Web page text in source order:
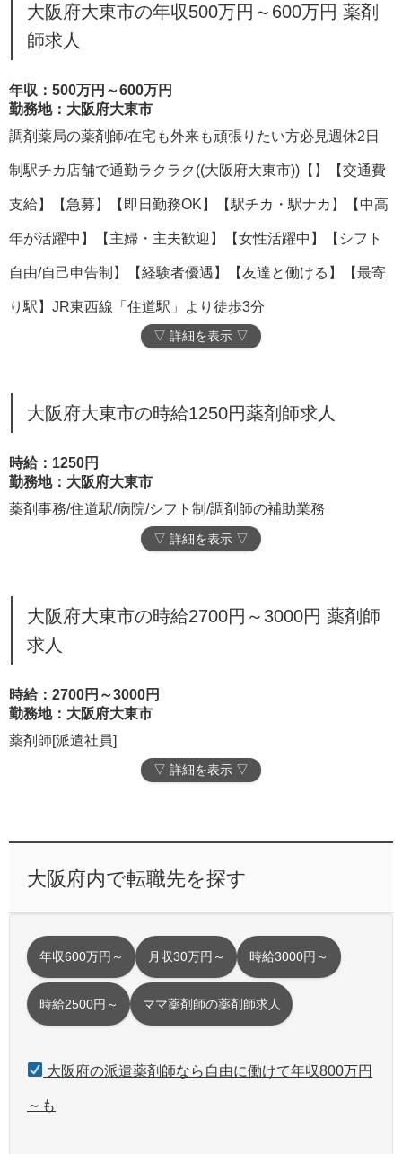
大阪府大東市の年収500万円～600万円 薬剤
師求人
年収：500万円～600万円
勤務地：大阪府大東市
調剤薬局の薬剤師/在宅も外来も頑張りたい方必見週休2日
制駅チカ店舗で通勤ラクラク((大阪府大東市))【】【交通費
支給】【急募】【即日勤務OK】【駅チカ・駅ナカ】【中高
年が活躍中】【主婦・主夫歓迎】【女性活躍中】【シフト
自由/自己申告制】【経験者優遇】【友達と働ける】【最寄
り駅】JR東西線「住道駅」より徒歩3分
▽ 詳細を表示 ▽
大阪府大東市の時給1250円薬剤師求人
時給：1250円
勤務地：大阪府大東市
薬剤事務/住道駅/病院/シフト制/調剤師の補助業務
▽ 詳細を表示 ▽
大阪府大東市の時給2700円～3000円 薬剤師
求人
時給：2700円～3000円
勤務地：大阪府大東市
薬剤師[派遣社員]
▽ 詳細を表示 ▽
大阪府内で転職先を探す
年収600万円～ 月収30万円～ 時給3000円～
時給2500円～ ママ薬剤師の薬剤師求人
大阪府の派遣薬剤師なら自由に働けて年収800万円
～も